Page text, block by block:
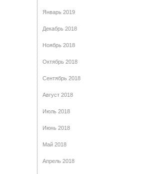
Январь 2019
Декабрь 2018
Ноябрь 2018
Октябрь 2018
Сентябрь 2018
Август 2018
Июль 2018
Июнь 2018
Май 2018
Апрель 2018